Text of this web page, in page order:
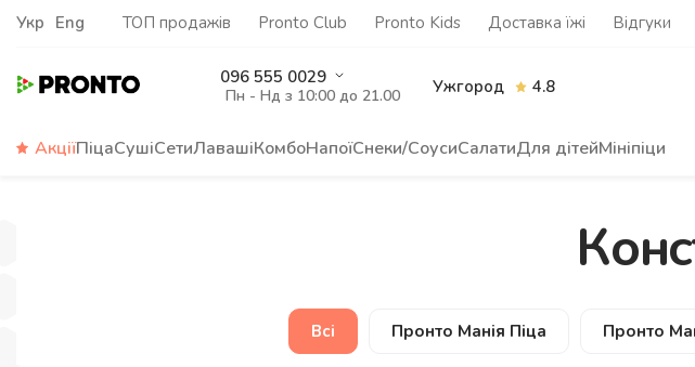
Укр Eng ТОП продажів Pronto Club Pronto Kids Доставка їжі Відгуки
096 555 0029
Пн - Нд з 10:00 до 21.00 Ужгород 4.8
АкціїПіцаСушіСетиЛавашіКомбоНапоїСнеки/СоусиСалатиДля дітейМініпіци
Всі Пронто Манія Піца Пронто